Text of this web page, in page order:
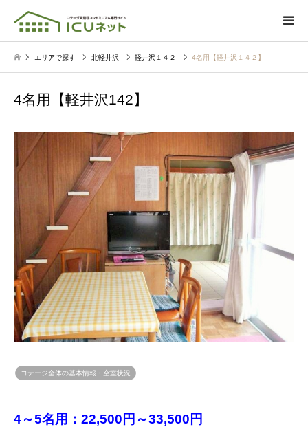
エリアで探す 北軽井沢 軽井沢１４２ 4名用【軽井沢１４２】
4名用【軽井沢142】
コテージ全体の基本情報・空室状況
4～5名用：22,500円～33,500円